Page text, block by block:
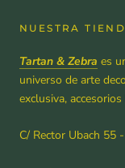
NUESTRA
Tartan & Zebra es
universo de arte
exclusiva,
C/ Rector Ubach 55